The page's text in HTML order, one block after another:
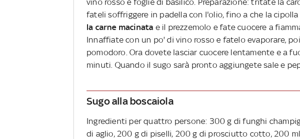
vino rosso e foglie di basilico. Preparazione: tritate la
fateli soffriggere in padella con l'olio, fino a che la
la carne macinata e il prezzemolo e fate cuocere a
Innaffiate con un po' di vino rosso e fatelo evaporare,
pomodoro. Ora dovete lasciar cuocere lentamente e a
minuti. Quando il sugo sarà pronto aggiungete sale e
Sugo alla boscaiola
Ingredienti per quattro persone: 300 g di funghi
di aglio, 200 g di piselli, 200 g di prosciutto cotto, 200 ml